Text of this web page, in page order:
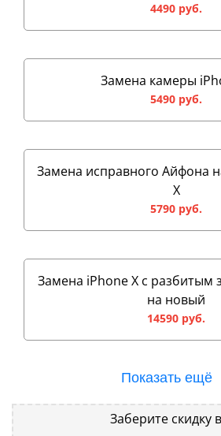
4490 руб.
Замена камеры
5490 руб.
Замена исправного Айфона
X
5790 руб.
Замена iPhone X с разбитым
на новый
14590 руб.
Показать ещё
Заберите скидку